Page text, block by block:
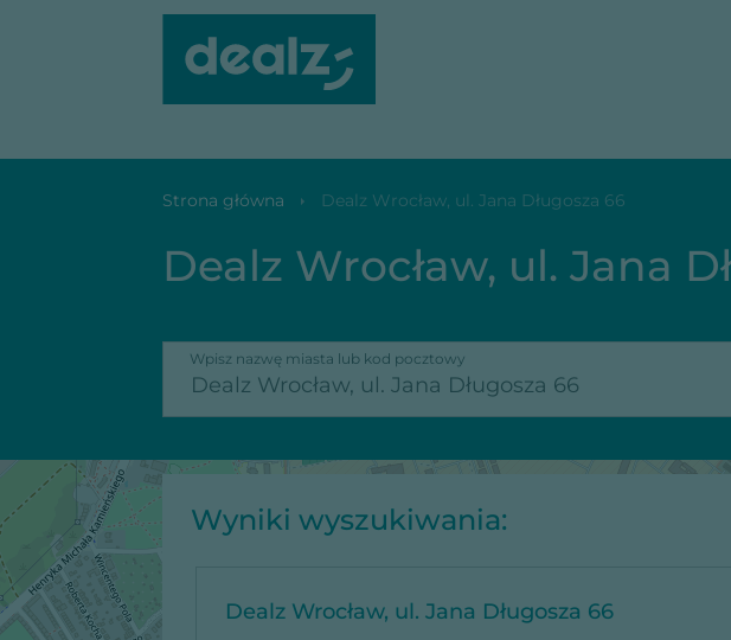
Dealz Wrocław, ul. Jana Długosza 66
Strona główna Dealz Wrocław, ul. Jana Długosza 66
Dealz Wrocław, ul. Jana
Wpisz nazwę miasta lub kod pocztowy
Wyniki wyszukiwania:
Dealz Wrocław, ul. Jana Długosza 66